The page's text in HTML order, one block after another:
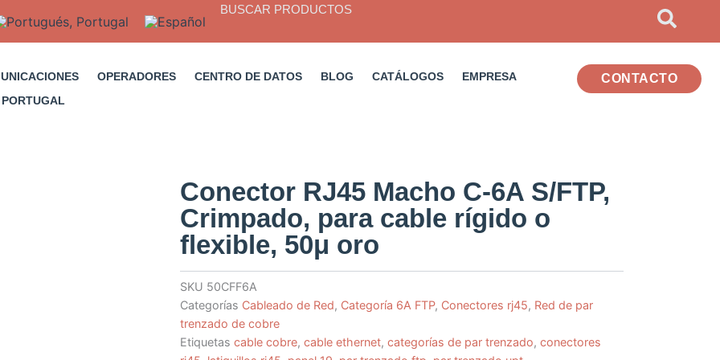
BUSCAR PRODUCTOS
OPERADORES CENTRO DE DATOS BLOG CATÁLOGOS EMPRESA CONTACTO
Conector RJ45 Macho C-6A S/FTP,
Crimpado, para cable rígido o
flexible, 50μ oro
SKU 50CFF6A
Categorías Cableado de Red, Categoría 6A FTP, Conectores rj45, Red de par
trenzado de cobre
Etiquetas cable cobre, cable ethernet, categorías de par trenzado, conectores